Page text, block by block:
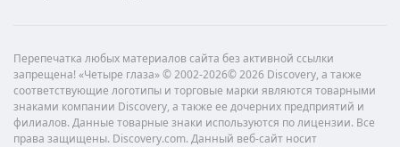
Перепечатка любых материалов сайта без активной ссылки
запрещена! «Четыре глаза» © 2002-2026© 2026 Discovery, а также
соответствующие логотипы и торговые марки являются товарными
знаками компании Discovery, а также ее дочерних предприятий и
филиалов. Данные товарные знаки используются по лицензии. Все
права защищены. Discovery.com. Данный веб-сайт носит